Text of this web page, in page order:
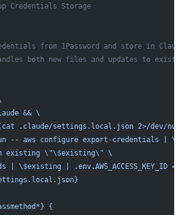
Credentials Storage
from 1Password and store in
both new files and updates to
&&
\
.claude/settings.local.json 2>/dev/
-- aws configure export-credentials |
\
existing
\"\$existing\" \
| \$existing | .env.AWS_ACCESS_KEY_ID
{